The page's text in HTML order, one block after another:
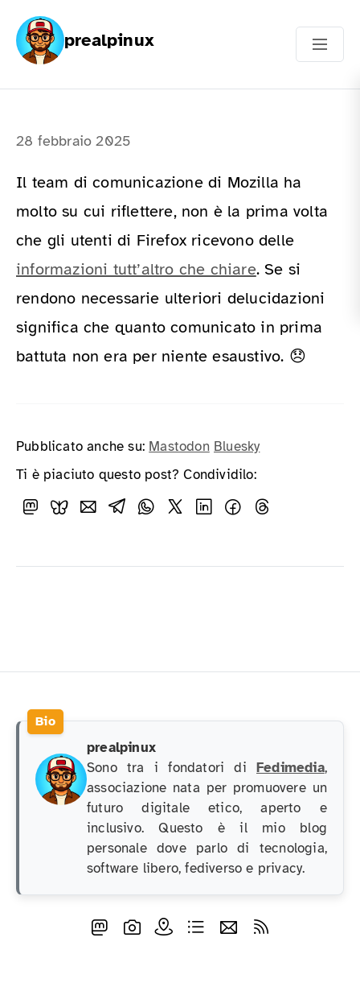
prealpinux
28 febbraio 2025
Il team di comunicazione di Mozilla ha
molto su cui riflettere, non è la prima volta
che gli utenti di Firefox ricevono delle
informazioni tutt’altro che chiare. Se si
rendono necessarie ulteriori delucidazioni
significa che quanto comunicato in prima
battuta non era per niente esaustivo. 😞
Pubblicato anche su: Mastodon Bluesky
Ti è piaciuto questo post? Condividilo:
prealpinux
Sono tra i fondatori di Fedimedia,
associazione nata per promuovere un
futuro digitale etico, aperto e
inclusivo. Questo è il mio blog
personale dove parlo di tecnologia,
software libero, fediverso e privacy.